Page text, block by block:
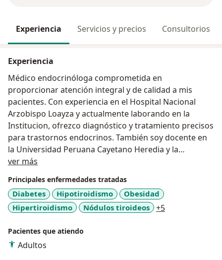
Experiencia Servicios y precios Consultorios
Experiencia
Médico endocrinóloga comprometida en
proporcionar atención integral y de calidad a mis
pacientes. Con experiencia en el Hospital Nacional
Arzobispo Loayza y actualmente laborando en la
Institucion, ofrezco diagnóstico y tratamiento precisos
para trastornos endocrinos. También soy docente en
la Universidad Peruana Cayetano Heredia y la
Universidad de San Martín de Porres.
más recientes a través de cursos internacionales y
continuo enriqueciendo mis conocimientos en el
campo de la endocrinología. Estoy aquí para aclarar
especializada basada en la evidencia científica más
actualizada.
ver más
Principales enfermedades tratadas
Diabetes Hipotiroidismo
Obesidad
Hipertiroidismo
Nódulos tiroideos +5
Pacientes que atiendo
Adultos